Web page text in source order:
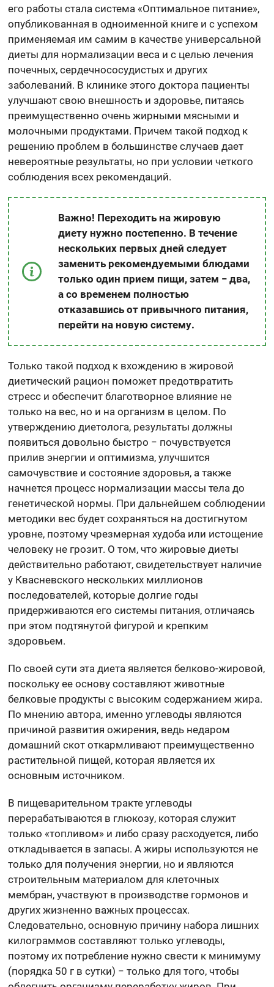
его работы стала система «Оптимальное питание»,
опубликованная в одноименной книге и с успехом
применяемая им самим в качестве универсальной
диеты для нормализации веса и с целью лечения
почечных, сердечнососудистых и других
заболеваний. В клинике этого доктора пациенты
улучшают свою внешность и здоровье, питаясь
преимущественно очень жирными мясными и
молочными продуктами. Причем такой подход к
решению проблем в большинстве случаев дает
невероятные результаты, но при условии четкого
соблюдения всех рекомендаций.
Важно! Переходить на жировую
диету нужно постепенно. В течение
нескольких первых дней следует
заменить рекомендуемыми блюдами
только один прием пищи, затем − два,
а со временем полностью
отказавшись от привычного питания,
перейти на новую систему.
Только такой подход к вхождению в жировой
диетический рацион поможет предотвратить
стресс и обеспечит благотворное влияние не
только на вес, но и на организм в целом. По
утверждению диетолога, результаты должны
появиться довольно быстро − почувствуется
прилив энергии и оптимизма, улучшится
самочувствие и состояние здоровья, а также
начнется процесс нормализации массы тела до
генетической нормы. При дальнейшем соблюдении
методики вес будет сохраняться на достигнутом
уровне, поэтому чрезмерная худоба или истощение
человеку не грозит. О том, что жировые диеты
действительно работают, свидетельствует наличие
у Квасневского нескольких миллионов
последователей, которые долгие годы
придерживаются его системы питания, отличаясь
при этом подтянутой фигурой и крепким
здоровьем.
По своей сути эта диета является белково-жировой,
поскольку ее основу составляют животные
белковые продукты с высоким содержанием жира.
По мнению автора, именно углеводы являются
причиной развития ожирения, ведь недаром
домашний скот откармливают преимущественно
растительной пищей, которая является их
основным источником.
В пищеварительном тракте углеводы
перерабатываются в глюкозу, которая служит
только «топливом» и либо сразу расходуется, либо
откладывается в запасы. А жиры используются не
только для получения энергии, но и являются
строительным материалом для клеточных
мембран, участвуют в производстве гормонов и
других жизненно важных процессах.
Следовательно, основную причину набора лишних
килограммов составляют только углеводы,
поэтому их потребление нужно свести к минимуму
(порядка 50 г в сутки) − только для того, чтобы